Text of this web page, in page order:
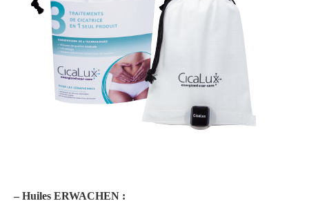
– Huiles ERWACHEN :